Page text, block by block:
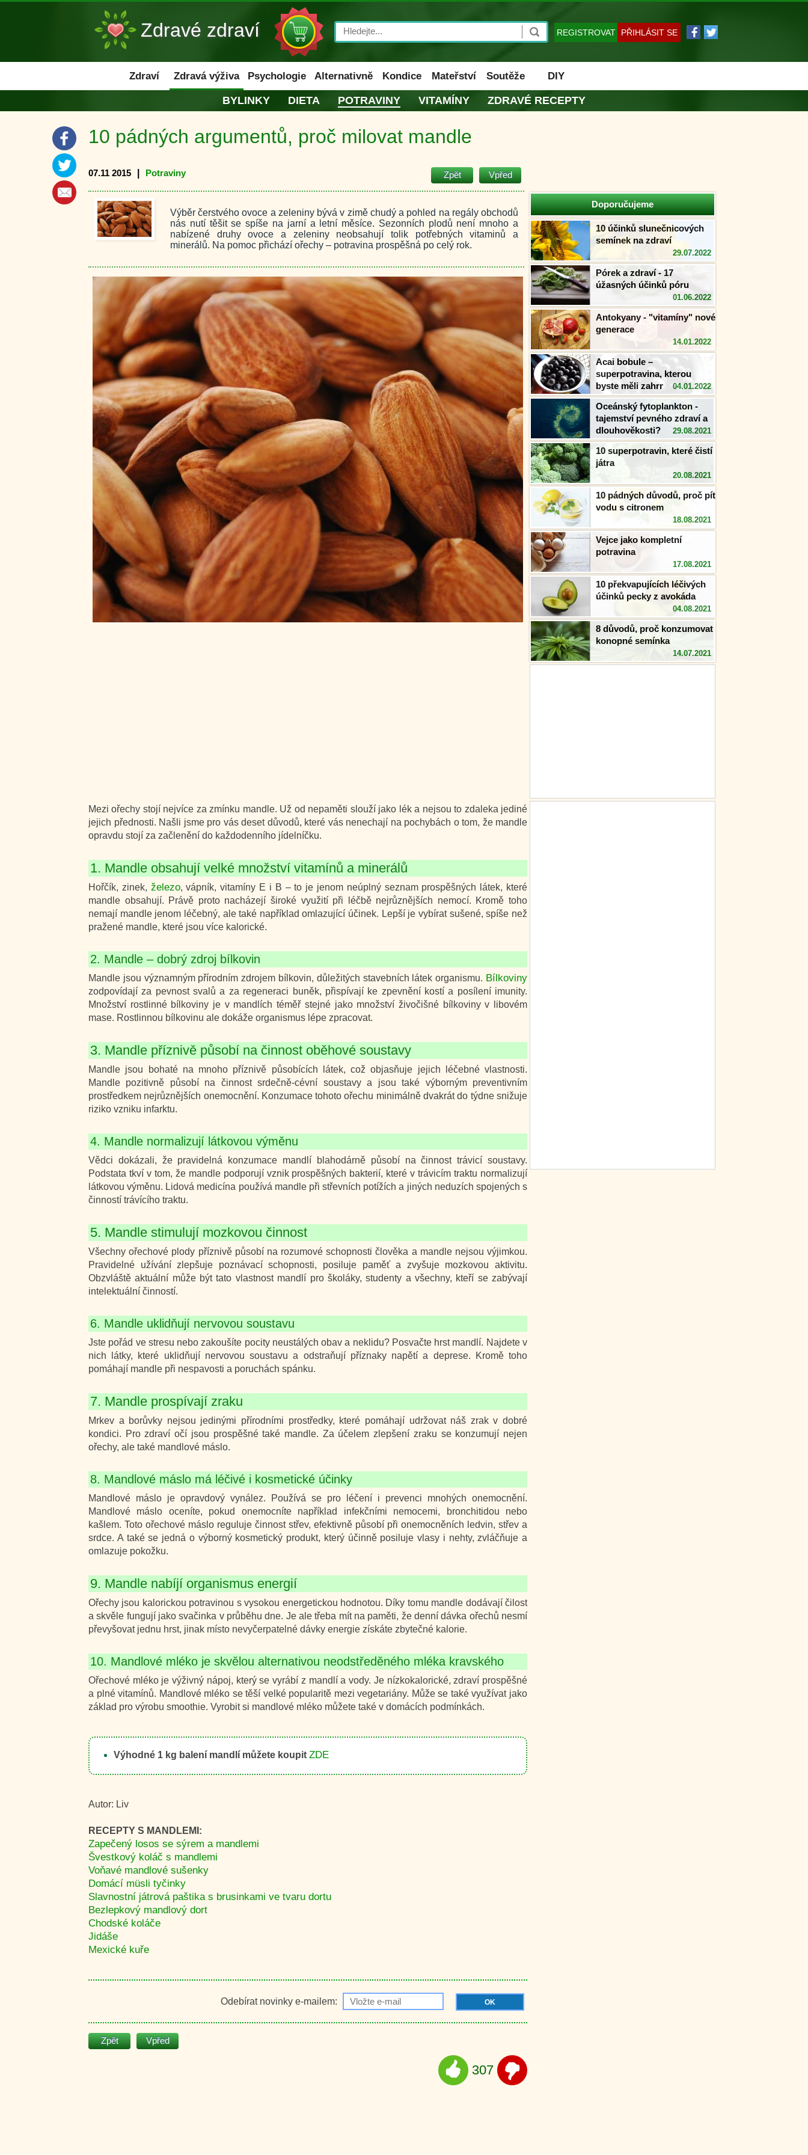
Zdravé zdraví REGISTROVAT PŘIHLÁSIT SE
Search
Zdraví Zdravá výživa Psychologie Alternativně Kondice Mateřství Soutěže DIY
BYLINKY DIETA POTRAVINY VITAMÍNY ZDRAVÉ RECEPTY
Doporučujeme
10 účinků slunečnicových
semínek na zdraví
29.07.2022
Pórek a zdraví - 17
úžasných účinků póru
01.06.2022
Antokyany - "vitamíny" nové
generace
14.01.2022
Acai bobule –
superpotravina, kterou
byste měli zahrnout do
svého jídelníčku
04.01.2022
Oceánský fytoplankton -
tajemství pevného zdraví a
dlouhověkosti?
29.08.2021
10 superpotravin, které čistí
játra
20.08.2021
10 pádných důvodů, proč pít
vodu s citronem
18.08.2021
Vejce jako kompletní
potravina
17.08.2021
10 překvapujících léčivých
účinků pecky z avokáda
04.08.2021
8 důvodů, proč konzumovat
konopné semínka
14.07.2021
10 pádných argumentů, proč milovat mandle
Zpět Vpřed
07.11 2015 Potraviny
Výběr čerstvého ovoce a zeleniny bývá v zimě chudý a pohled na regály obchodů
nás nutí těšit se spíše na jarní a letní měsíce. Sezonních plodů není mnoho a
nabízené druhy ovoce a zeleniny neobsahují tolik potřebných vitaminů a
minerálů. Na pomoc přichází ořechy – potravina prospěšná po celý rok.
Mezi ořechy stojí nejvíce za zmínku mandle. Už od nepaměti slouží jako lék a nejsou to zdaleka jediné
jejich přednosti. Našli jsme pro vás deset důvodů, které vás nenechají na pochybách o tom, že mandle
opravdu stojí za začlenění do každodenního jídelníčku.
1. Mandle obsahují velké množství vitamínů a minerálů
Hořčík, zinek, železo, vápník, vitamíny E i B – to je jenom neúplný seznam prospěšných látek, které
mandle obsahují. Právě proto nacházejí široké využití při léčbě nejrůznějších nemocí. Kromě toho
nemají mandle jenom léčebný, ale také například omlazující účinek. Lepší je vybírat sušené, spíše než
pražené mandle, které jsou více kalorické.
2. Mandle – dobrý zdroj bílkovin
Mandle jsou významným přírodním zdrojem bílkovin, důležitých stavebních látek organismu. Bílkoviny
zodpovídají za pevnost svalů a za regeneraci buněk, přispívají ke zpevnění kostí a posílení imunity.
Množství rostlinné bílkoviny je v mandlích téměř stejné jako množství živočišné bílkoviny v libovém
mase. Rostlinnou bílkovinu ale dokáže organismus lépe zpracovat.
3. Mandle příznivě působí na činnost oběhové soustavy
Mandle jsou bohaté na mnoho příznivě působících látek, což objasňuje jejich léčebné vlastnosti.
Mandle pozitivně působí na činnost srdečně-cévní soustavy a jsou také výborným preventivním
prostředkem nejrůznějších onemocnění. Konzumace tohoto ořechu minimálně dvakrát do týdne snižuje
riziko vzniku infarktu.
4. Mandle normalizují látkovou výměnu
Vědci dokázali, že pravidelná konzumace mandlí blahodárně působí na činnost trávicí soustavy.
Podstata tkví v tom, že mandle podporují vznik prospěšných bakterií, které v trávicím traktu normalizují
látkovou výměnu. Lidová medicína používá mandle při střevních potížích a jiných neduzích spojených s
činností trávícího traktu.
5. Mandle stimulují mozkovou činnost
Všechny ořechové plody příznivě působí na rozumové schopnosti člověka a mandle nejsou výjimkou.
Pravidelné užívání zlepšuje poznávací schopnosti, posiluje paměť a zvyšuje mozkovou aktivitu.
Obzvláště aktuální může být tato vlastnost mandlí pro školáky, studenty a všechny, kteří se zabývají
intelektuální činností.
6. Mandle uklidňují nervovou soustavu
Jste pořád ve stresu nebo zakoušíte pocity neustálých obav a neklidu? Posvačte hrst mandlí. Najdete v
nich látky, které uklidňují nervovou soustavu a odstraňují příznaky napětí a deprese. Kromě toho
pomáhají mandle při nespavosti a poruchách spánku.
7. Mandle prospívají zraku
Mrkev a borůvky nejsou jedinými přírodními prostředky, které pomáhají udržovat náš zrak v dobré
kondici. Pro zdraví očí jsou prospěšné také mandle. Za účelem zlepšení zraku se konzumují nejen
ořechy, ale také mandlové máslo.
8. Mandlové máslo má léčivé i kosmetické účinky
Mandlové máslo je opravdový vynález. Používá se pro léčení i prevenci mnohých onemocnění.
Mandlové máslo oceníte, pokud onemocníte například infekčními nemocemi, bronchitidou nebo
kašlem. Toto ořechové máslo reguluje činnost střev, efektivně působí při onemocněních ledvin, střev a
srdce. A také se jedná o výborný kosmetický produkt, který účinně posiluje vlasy i nehty, zvláčňuje a
omlazuje pokožku.
9. Mandle nabíjí organismus energií
Ořechy jsou kalorickou potravinou s vysokou energetickou hodnotou. Díky tomu mandle dodávají čilost
a skvěle fungují jako svačinka v průběhu dne. Je ale třeba mít na paměti, že denní dávka ořechů nesmí
převyšovat jednu hrst, jinak místo nevyčerpatelné dávky energie získáte zbytečné kalorie.
10. Mandlové mléko je skvělou alternativou neodstředěného mléka kravského
Ořechové mléko je výživný nápoj, který se vyrábí z mandlí a vody. Je nízkokalorické, zdraví prospěšné
a plné vitamínů. Mandlové mléko se těší velké popularitě mezi vegetariány. Může se také využívat jako
základ pro výrobu smoothie. Vyrobit si mandlové mléko můžete také v domácích podmínkách.
Výhodné 1 kg balení mandlí můžete koupit ZDE
Autor: Liv
RECEPTY S MANDLEMI:
Zapečený losos se sýrem a mandlemi
Švestkový koláč s mandlemi
Voňavé mandlové sušenky
Domácí müsli tyčinky
Slavnostní játrová paštika s brusinkami ve tvaru dortu
Bezlepkový mandlový dort
Chodské koláče
Jidáše
Mexické kuře
Odebírat novinky e-mailem: OK
Zpět Vpřed
307